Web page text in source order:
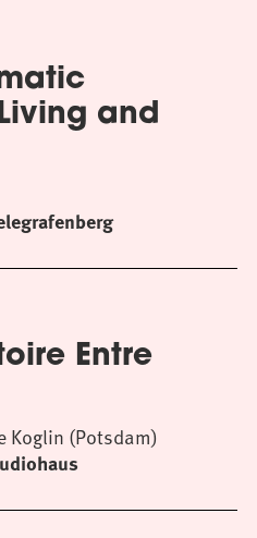
and
Entre
Koglin (Potsdam)